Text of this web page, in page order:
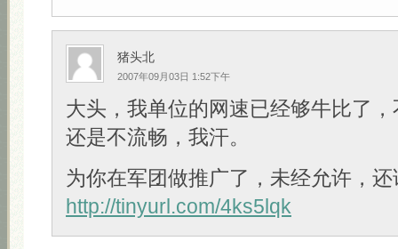
猪头北
2007年09月03日 1:52下午
大头，我单位的网速已经够牛比了
还是不流畅，我汗。
为你在军团做推广了，未经允许，
http://tinyurl.com/4ks5lqk